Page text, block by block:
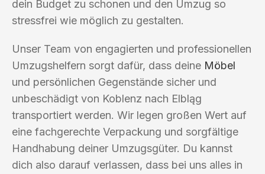
dein Budget zu schonen und den Umzug so
stressfrei wie möglich zu gestalten.
Unser Team von engagierten und professionellen
Umzugshelfern sorgt dafür, dass deine Möbel
und persönlichen Gegenstände sicher und
unbeschädigt von Koblenz nach Elbląg
transportiert werden. Wir legen großen Wert auf
eine fachgerechte Verpackung und sorgfältige
Handhabung deiner Umzugsgüter. Du kannst
dich also darauf verlassen, dass bei uns alles in